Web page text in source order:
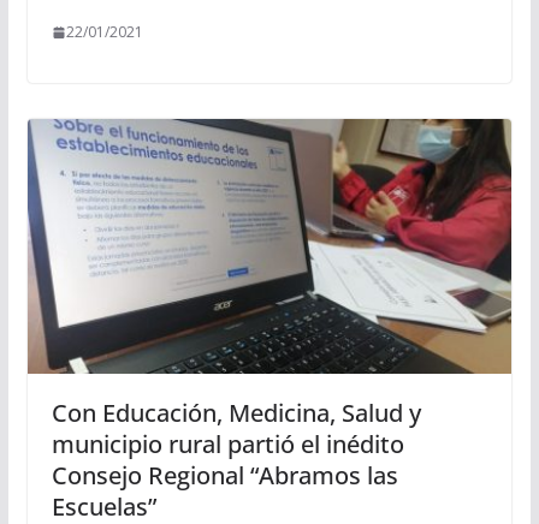
22/01/2021
Con Educación, Medicina, Salud y
municipio rural partió el inédito
Consejo Regional “Abramos las
Escuelas”